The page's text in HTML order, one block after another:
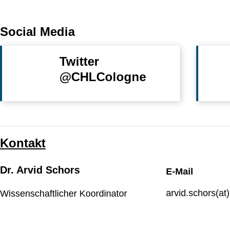
Social Media
Twitter
@CHLCologne
Kontakt
Dr. Arvid Schors
Wissenschaftlicher Koordinator
E-Mail